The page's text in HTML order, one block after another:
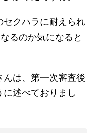
クハラに耐えられ
るのか気になると
は、第一次審査後
述べておりまし